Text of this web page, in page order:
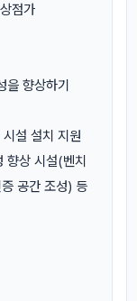
점가
향상하기
설 설치 지원
향상 시설(벤치
공간 조성) 등